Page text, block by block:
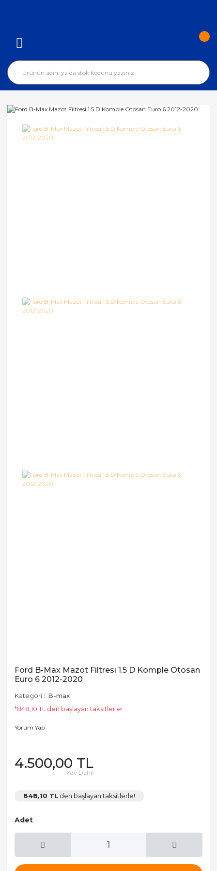
Ford B-Max Mazot Filtresi 1.5 D Komple Otosan
Euro 6 2012-2020
Kategori
B-max
*848,10 TL den başlayan taksitlerle!
Yorum Yap
4.500,00 TL
Kdv Dahil
848,10 TL den başlayan taksitlerle!
Adet